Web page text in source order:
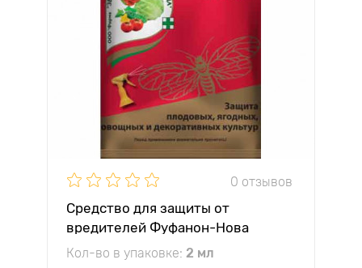
0 отзывов
Средство для защиты от
вредителей Фуфанон-Нова
Кол-во в упаковке: 2 мл